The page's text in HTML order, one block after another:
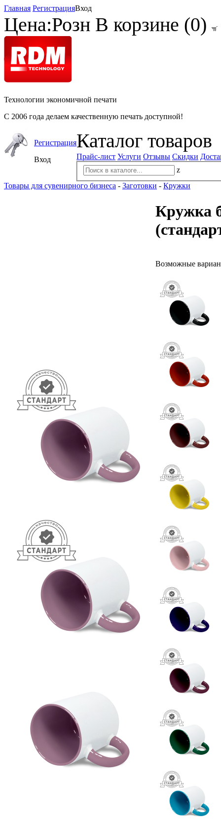
Главная РегистрацияВход
Цена:Розн В корзине (0)
Технологии экономичной печати
С 2006 года делаем качественную печать доступной!
Регистрация
Вход
Каталог товаров
Прайс-лист Услуги Отзывы Скидки
z
Товары для сувенирного бизнеса - Заготовки - Кружки
Кружка
Возможные